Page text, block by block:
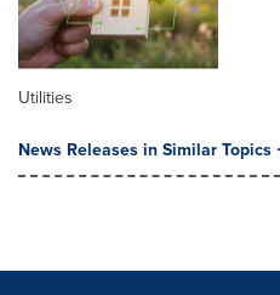
Utilities
News Releases in Similar Topics